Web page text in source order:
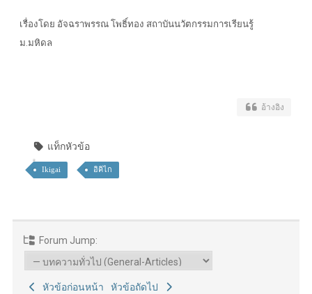
เรื่องโดย อัจฉราพรรณ โพธิ์ทอง สถาบันนวัตกรรมการเรียนรู้
ม.มหิดล
อ้างอิง
แท็กหัวข้อ
Ikigai อิคิไก
Forum Jump:
หัวข้อก่อนหน้า หัวข้อถัดไป